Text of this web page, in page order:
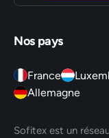
Nos pays
France
Allemagne
Sofitex est un